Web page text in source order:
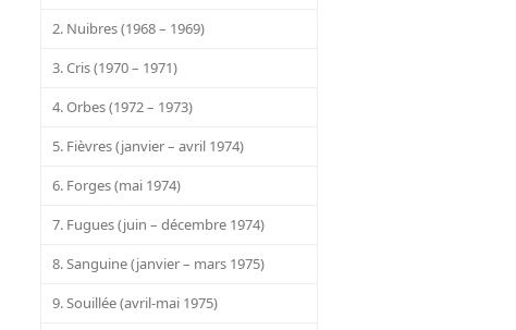
2. Nuibres (1968 – 1969)
3. Cris (1970 – 1971)
4. Orbes (1972 – 1973)
5. Fièvres (janvier – avril 1974)
6. Forges (mai 1974)
7. Fugues (juin – décembre 1974)
8. Sanguine (janvier – mars 1975)
9. Souillée (avril-mai 1975)